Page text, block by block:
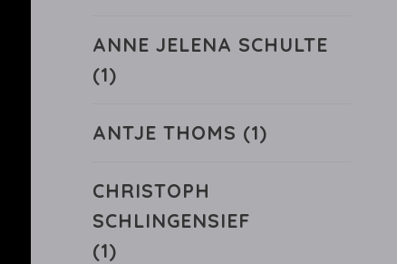
ANNE JELENA SCHULTE
(1)
ANTJE THOMS (1)
CHRISTOPH
SCHLINGENSIEF
(1)